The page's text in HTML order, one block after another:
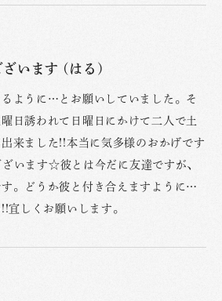
ざいます (はる)
ように…とお願いしていました。そ
日誘われて日曜日にかけて二人で土
来ました!!本当に気多様のおかげです
います☆彼とは今だに友達ですが、
。どうか彼と付き合えますように…
宜しくお願いします。